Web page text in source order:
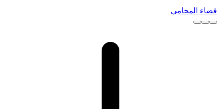
فضاء المحامي